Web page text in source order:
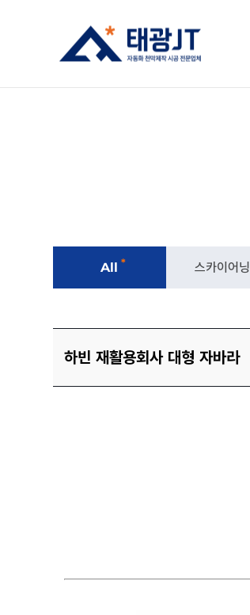
All * 스카이어닝
하빈 재활용회사 대형 자바라